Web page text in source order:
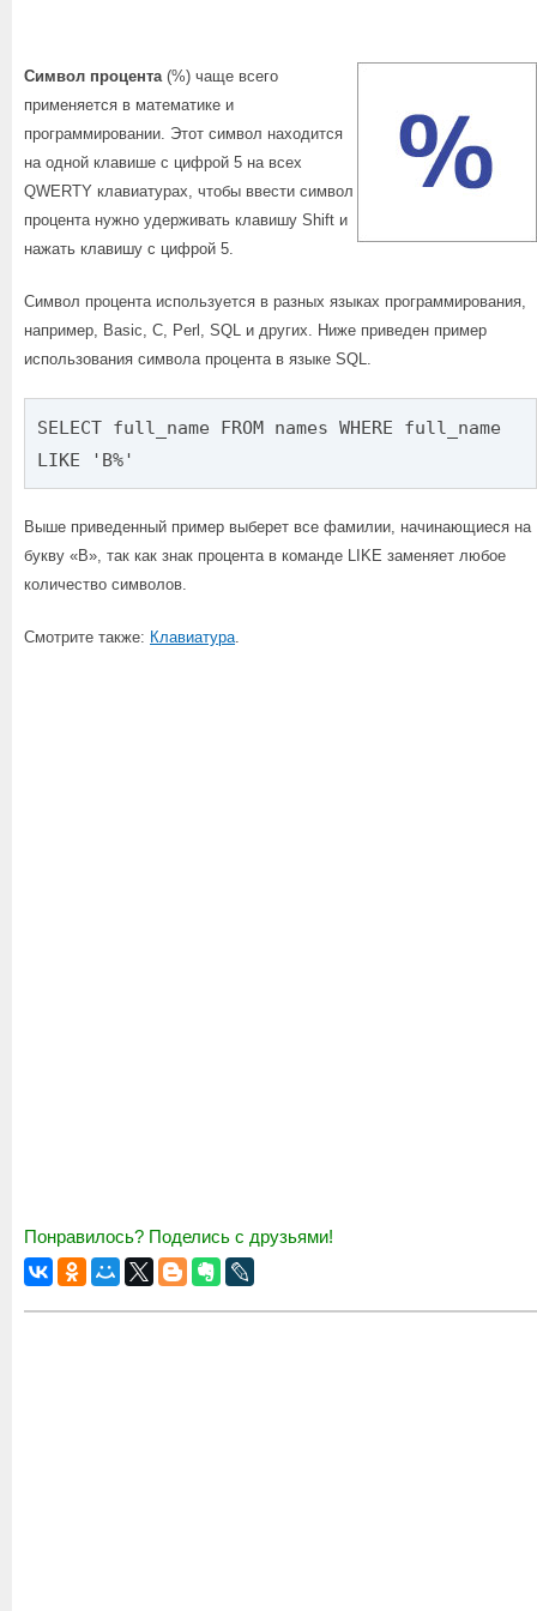
Символ процента(%) чаще всего
применяется в математике и
программировании. Этот символ находится
на одной клавише с цифрой 5 на всех
QWERTY клавиатурах, чтобы ввести символ
процента нужно удерживать клавишу Shift и
нажать клавишу с цифрой 5.
Символ процента используется в разных языках программирования,
например, Basic, C, Perl, SQL и других. Ниже приведен пример
использования символа процента в языке SQL.
SELECT full_name FROM names WHERE full_name
LIKE 'B%'
Выше приведенный пример выберет все фамилии, начинающиеся на
букву «B», так как знак процента в команде LIKE заменяет любое
количество символов.
Смотрите также: Клавиатура.
Понравилось? Поделись с друзьями!